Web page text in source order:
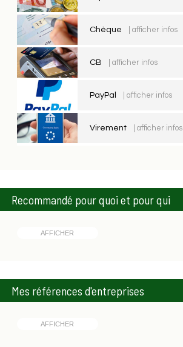
Chèque | afficher infos
CB | afficher infos
PayPal | afficher infos
Virement | afficher infos
Recommandé pour quoi et pour qui
AFFICHER
Mes références d'entreprises
AFFICHER